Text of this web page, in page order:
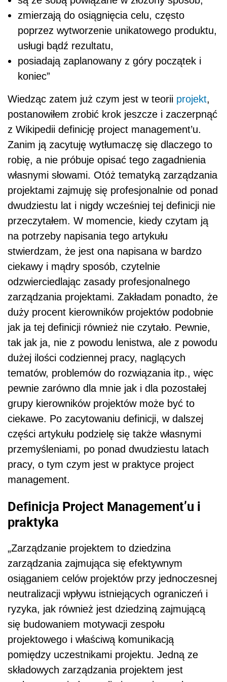
zmierzają do osiągnięcia celu, często
poprzez wytworzenie unikatowego produktu,
usługi bądź rezultatu,
posiadają zaplanowany z góry początek i
koniec”
Wiedząc zatem już czym jest w teorii projekt,
postanowiłem zrobić krok jeszcze i zaczerpnąć
z Wikipedii definicję project management’u.
Zanim ją zacytuję wytłumaczę się dlaczego to
robię, a nie próbuje opisać tego zagadnienia
własnymi słowami. Otóż tematyką zarządzania
projektami zajmuję się profesjonalnie od ponad
dwudziestu lat i nigdy wcześniej tej definicji nie
przeczytałem. W momencie, kiedy czytam ją
na potrzeby napisania tego artykułu
stwierdzam, że jest ona napisana w bardzo
ciekawy i mądry sposób, czytelnie
odzwierciedlając zasady profesjonalnego
zarządzania projektami. Zakładam ponadto, że
duży procent kierowników projektów podobnie
jak ja tej definicji również nie czytało. Pewnie,
tak jak ja, nie z powodu lenistwa, ale z powodu
dużej ilości codziennej pracy, naglących
tematów, problemów do rozwiązania itp., więc
pewnie zarówno dla mnie jak i dla pozostałej
grupy kierowników projektów może być to
ciekawe. Po zacytowaniu definicji, w dalszej
części artykułu podzielę się także własnymi
przemyśleniami, po ponad dwudziestu latach
pracy, o tym czym jest w praktyce project
management.
Definicja Project Management’u i
praktyka
„Zarządzanie projektem to dziedzina
zarządzania zajmująca się efektywnym
osiąganiem celów projektów przy jednoczesnej
neutralizacji wpływu istniejących ograniczeń i
ryzyka, jak również jest dziedziną zajmującą
się budowaniem motywacji zespołu
projektowego i właściwą komunikacją
pomiędzy uczestnikami projektu. Jedną ze
składowych zarządzania projektem jest